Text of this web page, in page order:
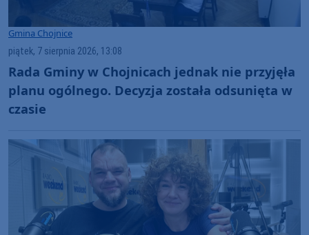
Gmina Chojnice
piątek, 7 sierpnia 2026, 13:08
Rada Gminy w Chojnicach jednak nie przyjęła
planu ogólnego. Decyzja została odsunięta w
czasie